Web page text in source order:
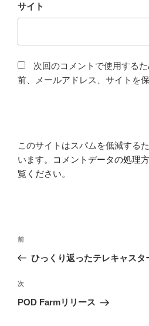
サイト
次回のコメントで使用する
前、メールアドレス、サイトを保
このサイトはスパムを低減する
います。
コメントデータの処理
覧ください。
投
ビ
ゲ
前
の
稿
前
ひっくり返ったテレキャスタ
次
の
次
POD Farmリリース